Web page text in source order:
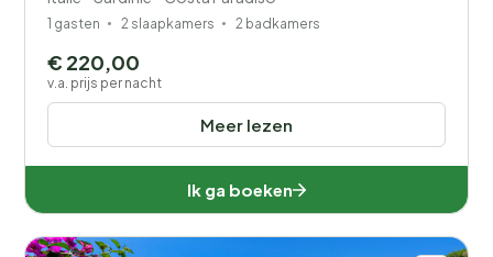
1 gasten 2 slaapkamers 2 badkamers
Meer lezen
€ 220,00
v.a. prijs per nacht
Ik ga boeken